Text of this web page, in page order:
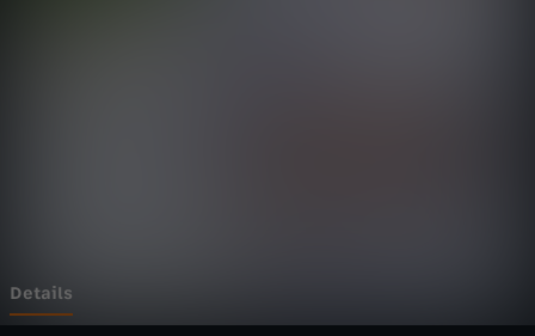
e
Details